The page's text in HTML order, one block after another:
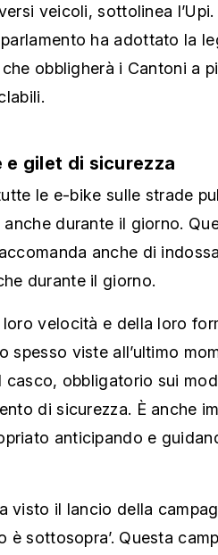
veicoli, sottolinea
parlamento ha adottato la
obbligherà i Cantoni a
e gilet di sicurezza
le e-bike sulle strade
durante il giorno.
anche di
durante il giorno.
loro velocità e della loro
spesso viste all’ultimo
casco, obbligatorio sui
di sicurezza. È anche
anticipando e
visto il lancio della
è sottosopra’. Questa